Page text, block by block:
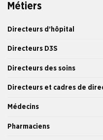
Métiers
Directeurs d’hôpital
Directeurs D3S
Directeurs des soins
Directeurs et cadres de
Médecins
Pharmaciens